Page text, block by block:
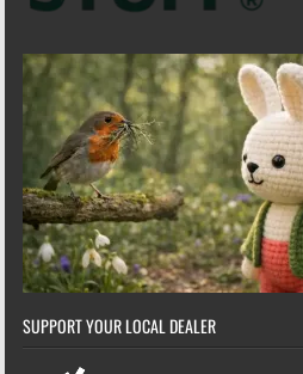
SUPPORT YOUR LOCAL DEALER